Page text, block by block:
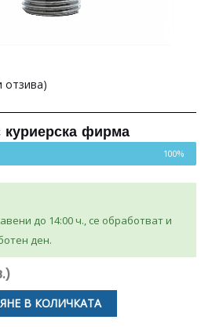
отзива)
куриерска фирма
100%
до 14:00 ч., се обработват и
ден.
В КОЛИЧКАТА